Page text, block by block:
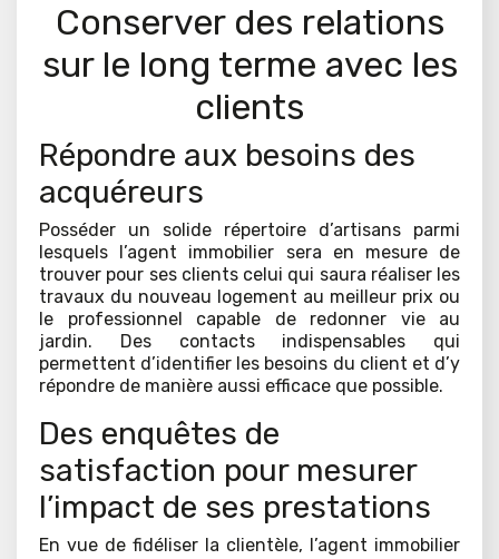
Conserver des relations
sur le long terme avec les
clients
Répondre aux besoins des
acquéreurs
Posséder un solide répertoire d’artisans parmi
lesquels l’agent immobilier sera en mesure de
trouver pour ses clients celui qui saura réaliser les
travaux du nouveau logement au meilleur prix ou
le professionnel capable de redonner vie au
jardin. Des contacts indispensables qui
permettent d’identifier les besoins du client et d’y
répondre de manière aussi efficace que possible.
Des enquêtes de
satisfaction pour mesurer
l’impact de ses prestations
En vue de fidéliser la clientèle, l’agent immobilier